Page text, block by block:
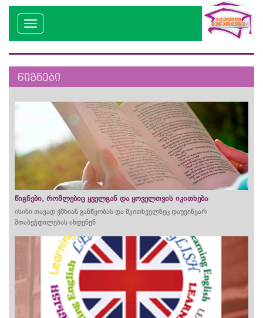
წიგნები
წიგნები, რომლებიც ყველგან და ყოველთვის იკითხება
ისინი თავად ქმნიან განწყობას და მკითხველზეც დაუვიწყარ
შთაბეჭდილებას ახდენენ